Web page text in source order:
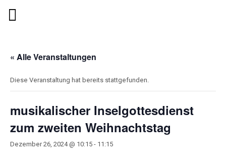
« Alle Veranstaltungen
Diese Veranstaltung hat bereits stattgefunden.
musikalischer Inselgottesdienst
zum zweiten Weihnachtstag
Dezember 26, 2024 @ 10:15 - 11:15